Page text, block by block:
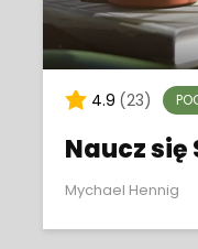
4.9 (23)
Naucz się
Mychael Hennig